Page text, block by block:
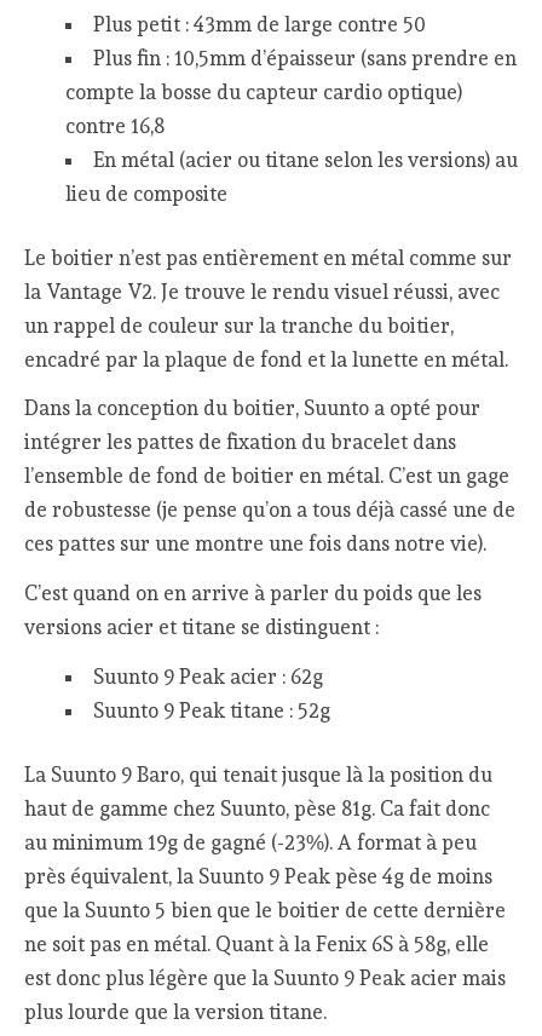
Plus petit : 43mm de large contre 50
Plus fin : 10,5mm d’épaisseur (sans prendre en
compte la bosse du capteur cardio optique)
contre 16,8
En métal (acier ou titane selon les versions) au
lieu de composite
Le boitier n’est pas entièrement en métal comme sur
la Vantage V2. Je trouve le rendu visuel réussi, avec
un rappel de couleur sur la tranche du boitier,
encadré par la plaque de fond et la lunette en métal.
Dans la conception du boitier, Suunto a opté pour
intégrer les pattes de fixation du bracelet dans
l’ensemble de fond de boitier en métal. C’est un gage
de robustesse (je pense qu’on a tous déjà cassé une de
ces pattes sur une montre une fois dans notre vie).
C’est quand on en arrive à parler du poids que les
versions acier et titane se distinguent :
Suunto 9 Peak acier : 62g
Suunto 9 Peak titane : 52g
La Suunto 9 Baro, qui tenait jusque là la position du
haut de gamme chez Suunto, pèse 81g. Ca fait donc
au minimum 19g de gagné (-23%). A format à peu
près équivalent, la Suunto 9 Peak pèse 4g de moins
que la Suunto 5 bien que le boitier de cette dernière
ne soit pas en métal. Quant à la Fenix 6S à 58g, elle
est donc plus légère que la Suunto 9 Peak acier mais
plus lourde que la version titane.